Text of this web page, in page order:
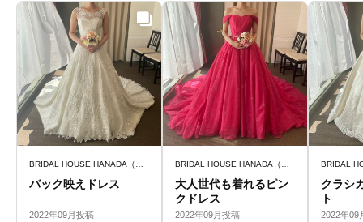
バック映えドレス
2022年09月投稿
大人世代も着れるピン
クドレス
2022年09月投稿
クラシ
ト
2022年09